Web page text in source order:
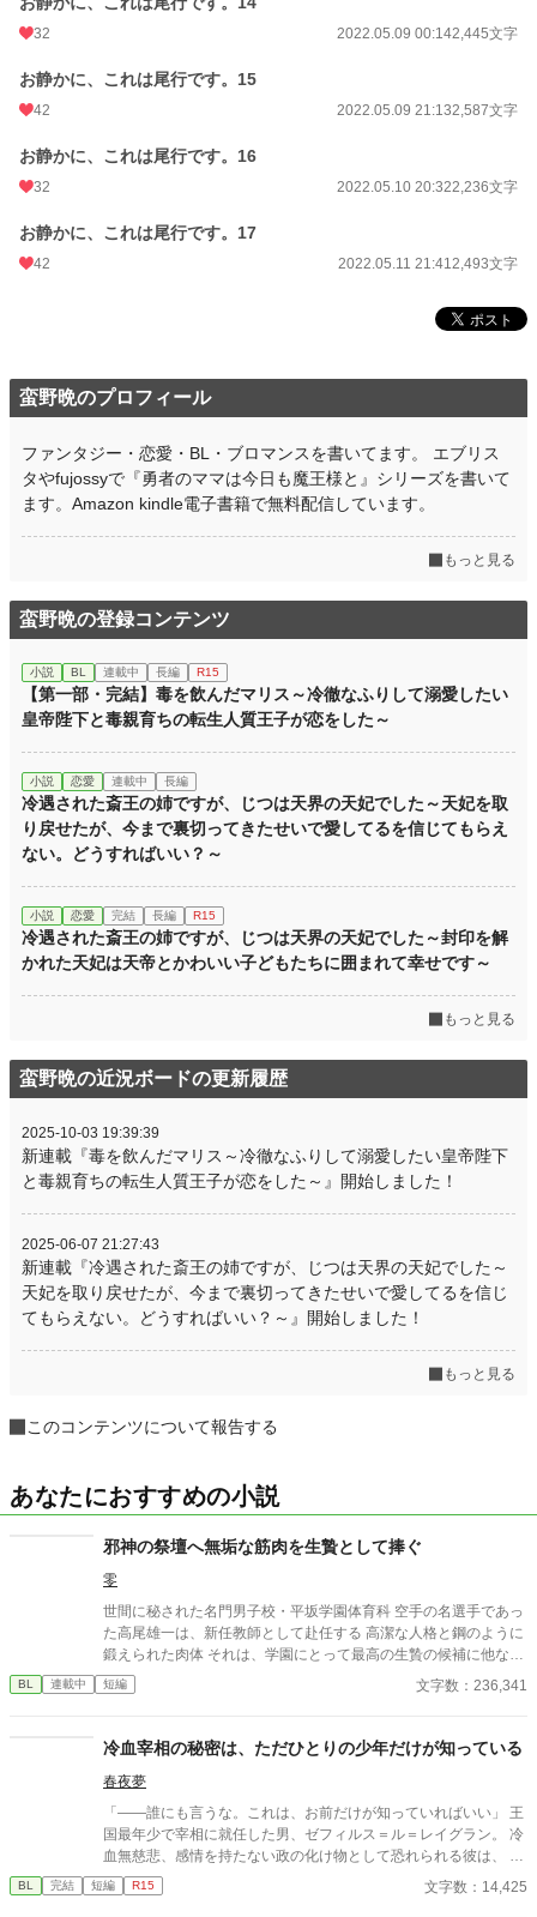
32 2022.05.09 00:142,445文字
お静かに、これは尾行です。15
42 2022.05.09 21:132,587文字
お静かに、これは尾行です。16
32 2022.05.10 20:322,236文字
お静かに、これは尾行です。17
42 2022.05.11 21:412,493文字
蛮野晩のプロフィール
ファンタジー・恋愛・BL・ブロマンスを書いてます。 エブリス
タやfujossyで『勇者のママは今日も魔王様と』シリーズを書いて
ます。Amazon kindle電子書籍で無料配信しています。
もっと見る
蛮野晩の登録コンテンツ
小説 BL 連載中 長編 R15
【第一部・完結】毒を飲んだマリス～冷徹なふりして溺愛したい
皇帝陛下と毒親育ちの転生人質王子が恋をした～
小説 恋愛 連載中 長編
冷遇された斎王の姉ですが、じつは天界の天妃でした～天妃を取
り戻せたが、今まで裏切ってきたせいで愛してるを信じてもらえ
ない。どうすればいい？～
小説 恋愛 完結 長編 R15
冷遇された斎王の姉ですが、じつは天界の天妃でした～封印を解
かれた天妃は天帝とかわいい子どもたちに囲まれて幸せです～
もっと見る
蛮野晩の近況ボードの更新履歴
2025-10-03 19:39:39
新連載『毒を飲んだマリス～冷徹なふりして溺愛したい皇帝陛下
と毒親育ちの転生人質王子が恋をした～』開始しました！
2025-06-07 21:27:43
新連載『冷遇された斎王の姉ですが、じつは天界の天妃でした～
天妃を取り戻せたが、今まで裏切ってきたせいで愛してるを信じ
てもらえない。どうすればいい？～』開始しました！
もっと見る
このコンテンツについて報告する
あなたにおすすめの小説
邪神の祭壇へ無垢な筋肉を生贄として捧ぐ
零
世間に秘された名門男子校・平坂学園体育科 空手の名選手であっ
た高尾雄一は、新任教師として赴任する 高潔な人格と鋼のように
鍛えられた肉体 それは、学園にとって最高の生贄の候補に他なら
なかった 至高の筋肉を持つ、精神を削られ意志をなくした青年を
太古の神に捧げるため、“水”、“風”、“土”の信奉者達が暗躍する 意
校で繰り広げられるダークファンタジー
BL 連載中 短編 文字数：236,341
冷血宰相の秘密は、ただひとりの少年だけが知っている
春夜夢
「――誰にも言うな。これは、お前だけが知っていればいい」 王
国最年少で宰相に就任した男、ゼフィルス＝ル＝レイグラン。 冷
血無慈悲、感情を持たない政の化け物として恐れられる彼は、 な
ぜか、貧民街の少年リクを城へと引き取る。 誰に対しても一切の
温情を見せないその男が、 唯一リクにだけは、優しく微笑む――
BL 完結 短編 R15 文字数：14,425